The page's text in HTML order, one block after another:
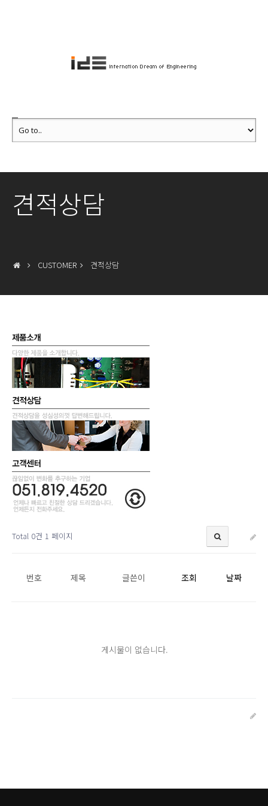
견적상담
CUSTOMER 견적상담
Total 0건 1 페이지
번호 제목 글쓴이 조회 날짜
게시물이 없습니다.